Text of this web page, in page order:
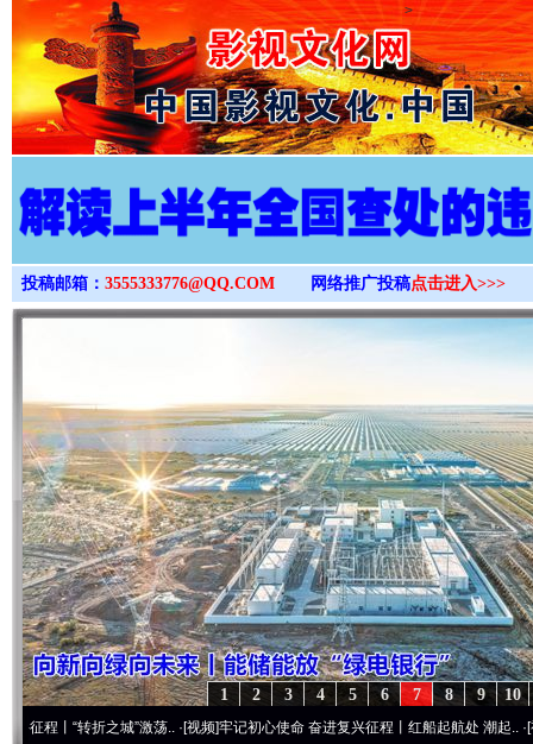
>
投稿邮箱： 3555333776@QQ.COM 网络推广投稿点击进入>>>
10
9
8
7
6
5
4
3
2
1
之城”激荡..·[视频]牢记初心使命 奋进复兴征程丨红船起航处 潮起..·[视频]一首歌的